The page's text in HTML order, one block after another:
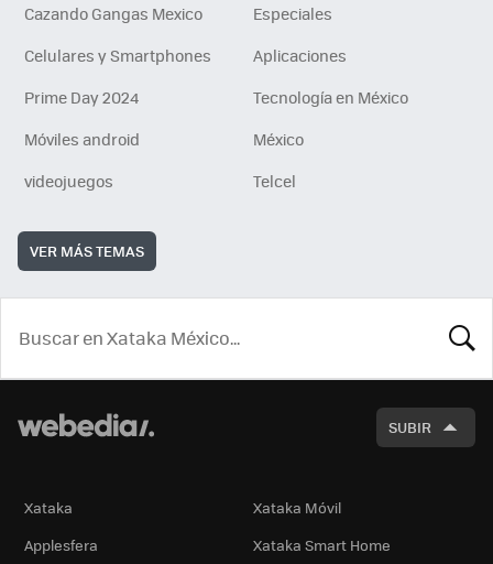
Cazando Gangas Mexico
Especiales
Celulares y Smartphones
Aplicaciones
Prime Day 2024
Tecnología en México
Móviles android
México
videojuegos
Telcel
VER MÁS TEMAS
SUBIR
Xataka
Xataka Móvil
Applesfera
Xataka Smart Home